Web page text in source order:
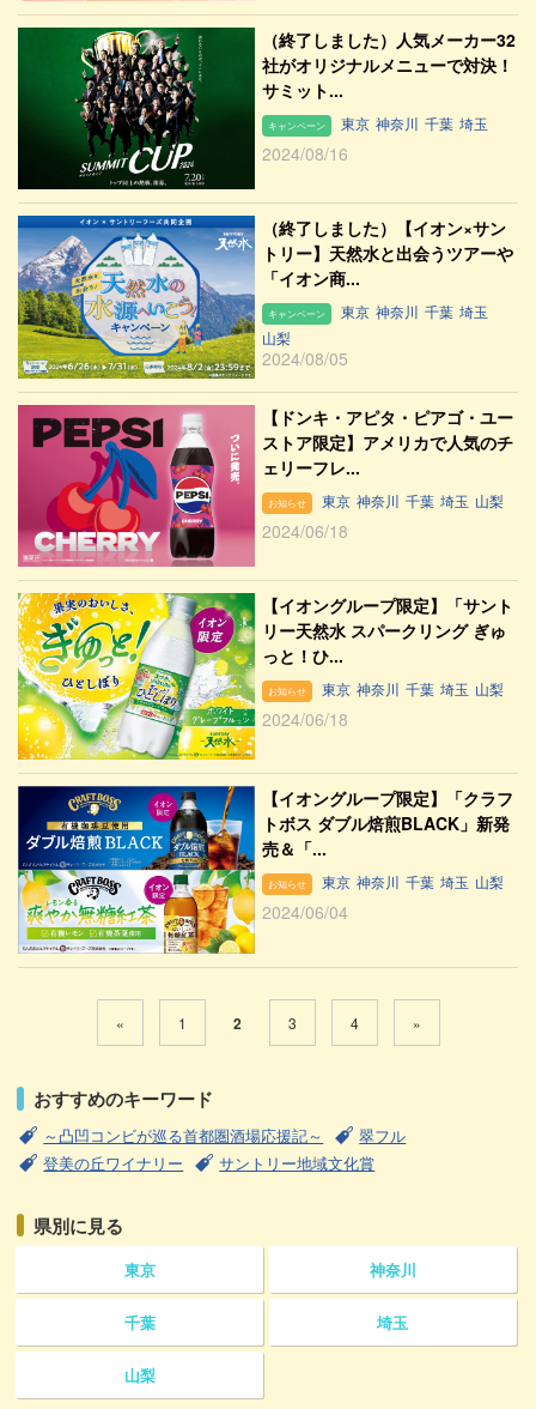
（終了しました）人気メーカー32
社がオリジナルメニューで対決！
サミット...
キャンペーン 東京 神奈川 千葉 埼玉
2024/08/16
（終了しました）【イオン×サン
トリー】天然水と出会うツアーや
「イオン商...
キャンペーン 東京 神奈川 千葉 埼玉
山梨
2024/08/05
【ドンキ・アピタ・ピアゴ・ユー
ストア限定】アメリカで人気のチ
ェリーフレ...
お知らせ 東京 神奈川 千葉 埼玉 山梨
2024/06/18
【イオングループ限定】「サント
リー天然水 スパークリング ぎゅ
っと！ひ...
お知らせ 東京 神奈川 千葉 埼玉 山梨
2024/06/18
【イオングループ限定】「クラフ
トボス ダブル焙煎BLACK」新発
売＆「...
お知らせ 東京 神奈川 千葉 埼玉 山梨
2024/06/04
« 1 2 3 4 »
おすすめのキーワード
～凸凹コンビが巡る首都圏酒場応援記～
翠フル
登美の丘ワイナリー
サントリー地域文化賞
県別に見る
東京 神奈川
千葉 埼玉
山梨